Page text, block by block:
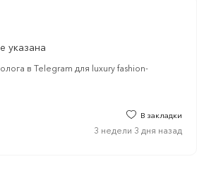
указана
в Telegram для luxury fashion-
В закладки
3 недели 3 дня назад